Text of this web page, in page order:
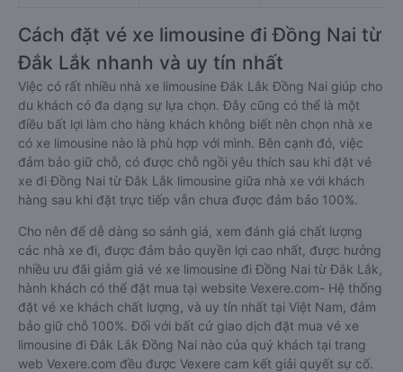
Cách đặt vé xe limousine đi Đồng Nai từ
Đắk Lắk nhanh và uy tín nhất
Việc có rất nhiều nhà xe limousine Đắk Lắk Đồng Nai giúp cho
du khách có đa dạng sự lựa chọn. Đây cũng có thể là một
điều bất lợi làm cho hàng khách không biết nên chọn nhà xe
có xe limousine nào là phù hợp với mình. Bên cạnh đó, việc
đảm bảo giữ chỗ, có được chỗ ngồi yêu thích sau khi đặt vé
xe đi Đồng Nai từ Đắk Lắk limousine giữa nhà xe với khách
hàng sau khi đặt trực tiếp vẫn chưa được đảm bảo 100%.
Cho nên để dễ dàng so sánh giá, xem đánh giá chất lượng
các nhà xe đi, được đảm bảo quyền lợi cao nhất, được hưởng
nhiều ưu đãi giảm giá vé xe limousine đi Đồng Nai từ Đắk Lắk,
hành khách có thể đặt mua tại website Vexere.com- Hệ thống
đặt vé xe khách chất lượng, và uy tín nhất tại Việt Nam, đảm
bảo giữ chỗ 100%. Đối với bất cứ giao dịch đặt mua vé xe
limousine đi Đắk Lắk Đồng Nai nào của quý khách tại trang
web Vexere.com đều được Vexere cam kết giải quyết sự cố.